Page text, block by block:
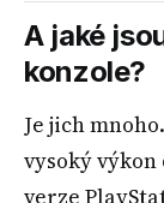
A jaké
konzole?
Je jich
vysoký